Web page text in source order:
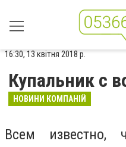
16:30, 13 квітня 2018 р.
Купальник с
НОВИНИ КОМПАНІЙ
Всем